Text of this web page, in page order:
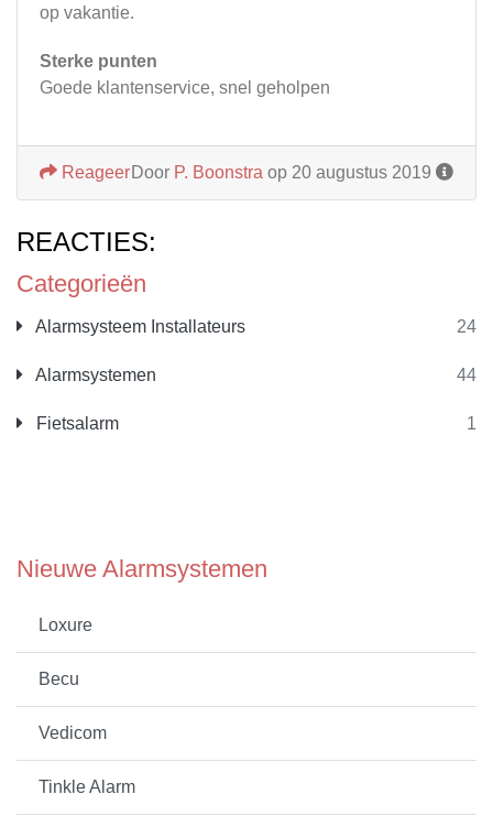
Categorieën
Alarmsysteem Installateurs 24
Alarmsystemen 44
Fietsalarm 1
Nieuwe Alarmsystemen
Loxure
Becu
Vedicom
Tinkle Alarm
op vakantie.
Sterke punten
Goede klantenservice, snel geholpen
Door P. Boonstra op 20 augustus 2019
Reageer
REACTIES: